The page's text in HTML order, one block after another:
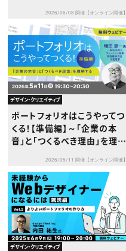
2026/06/08 開催【オンライン開催】
デザイン・クリエイティブ
ポートフォリオはこうやってつ
くる！【準備編】～「企業の本
音」と「つくるべき理由」を理解
2026/05/11 開催【オンライン開催】
デザイン・クリエイティブ